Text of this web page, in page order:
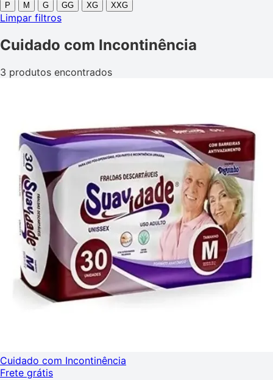
P M G GG XG XXG
Limpar filtros
Cuidado com Incontinência
3 produtos encontrados
Cuidado com Incontinência
Frete grátis